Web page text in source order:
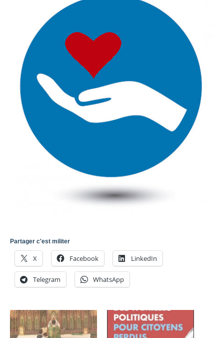
Partager c'est militer
X Facebook LinkedIn
Telegram WhatsApp